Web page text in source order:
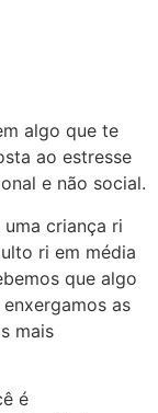
algo que te
ao estresse
e não social.
criança ri
ri em média
que algo
as
mais
é